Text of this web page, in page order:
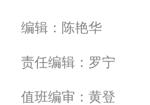
编辑：陈艳华
责任编辑：罗宁
值班编审：黄登